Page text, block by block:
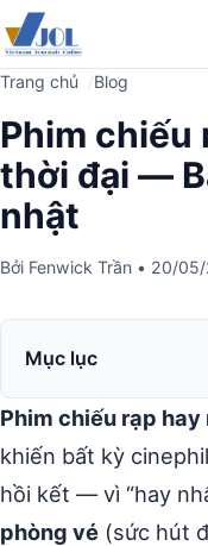
Trang chủ Blog
Phim chiếu
thời đại —
nhật
Bởi Fenwick Trần • 20/
Mục lục
Phim chiếu rạp
khiến bất kỳ
hồi kết — vì “hay
phòng vé (sức hút